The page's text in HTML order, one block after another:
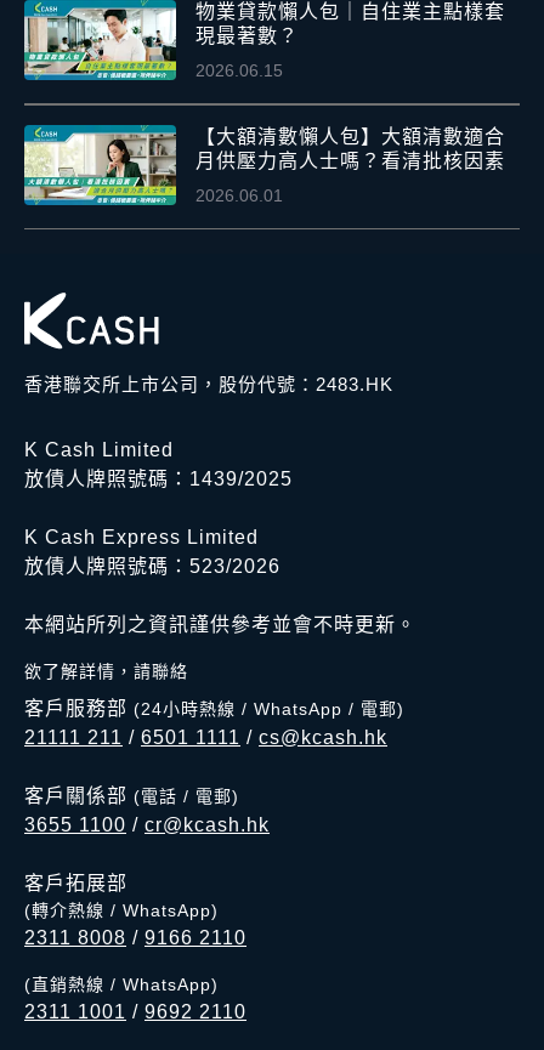
物業貸款懶人包｜自住業主點樣套
現最著數？
2026.06.15
【大額清數懶人包】大額清數適合
月供壓力高人士嗎？看清批核因素
2026.06.01
香港聯交所上市公司，股份代號：2483.HK
K Cash Limited
放債人牌照號碼：1439/2025
K Cash Express Limited
放債人牌照號碼：523/2026
本網站所列之資訊謹供參考並會不時更新。
欲了解詳情，請聯絡
客戶服務部 (24小時熱線 / WhatsApp / 電郵)
21111 211 / 6501 1111 / cs@kcash.hk
客戶關係部 (電話 / 電郵)
3655 1100 / cr@kcash.hk
客戶拓展部
(轉介熱線 / WhatsApp)
2311 8008 / 9166 2110
(直銷熱線 / WhatsApp)
2311 1001 / 9692 2110